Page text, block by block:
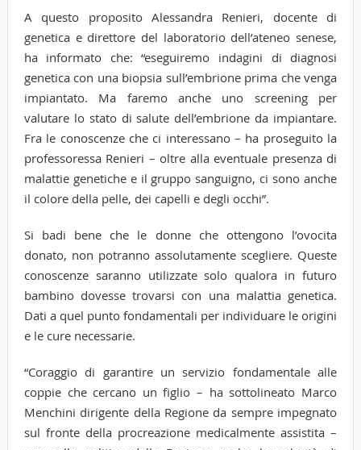
A questo proposito Alessandra Renieri, docente di
genetica e direttore del laboratorio dell’ateneo senese,
ha informato che: “eseguiremo indagini di diagnosi
genetica con una biopsia sull’embrione prima che venga
impiantato. Ma faremo anche uno screening per
valutare lo stato di salute dell’embrione da impiantare.
Fra le conoscenze che ci interessano – ha proseguito la
professoressa Renieri – oltre alla eventuale presenza di
malattie genetiche e il gruppo sanguigno, ci sono anche
il colore della pelle, dei capelli e degli occhi”.
Si badi bene che le donne che ottengono l’ovocita
donato, non potranno assolutamente scegliere. Queste
conoscenze saranno utilizzate solo qualora in futuro
bambino dovesse trovarsi con una malattia genetica.
Dati a quel punto fondamentali per individuare le origini
e le cure necessarie.
“Coraggio di garantire un servizio fondamentale alle
coppie che cercano un figlio – ha sottolineato Marco
Menchini dirigente della Regione da sempre impegnato
sul fronte della procreazione medicalmente assistita –